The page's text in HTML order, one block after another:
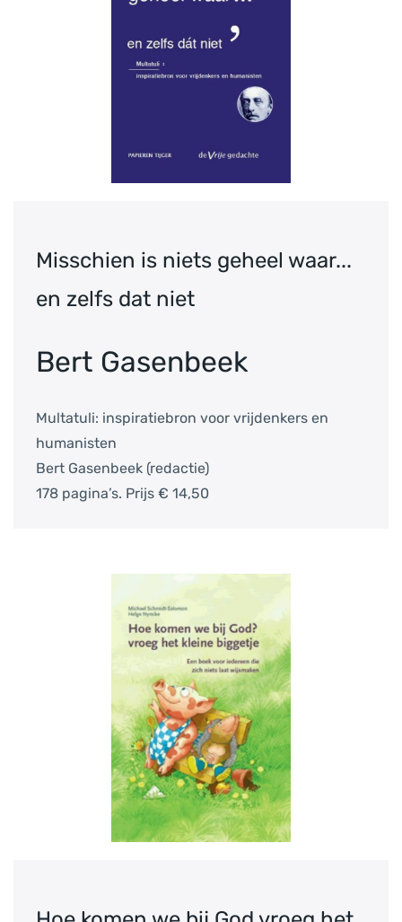
Misschien is niets geheel waar...
en zelfs dat niet
Bert Gasenbeek
Multatuli: inspiratiebron voor vrijdenkers en
humanisten
Bert Gasenbeek (redactie)
178 pagina’s. Prijs € 14,50